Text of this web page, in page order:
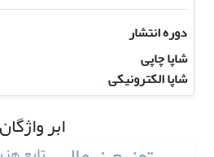
دوره انتشار
شاپا چاپی
شاپا الکترونیکی
ابر واژگان